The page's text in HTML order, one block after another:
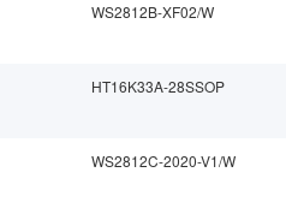
WS2812B-XF02/W
HT16K33A-28SSOP
WS2812C-2020-V1/W